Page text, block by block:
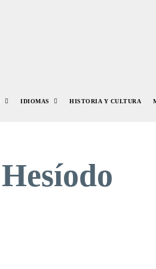
IDIOMAS HISTORIA Y CULTURA
Hesíodo